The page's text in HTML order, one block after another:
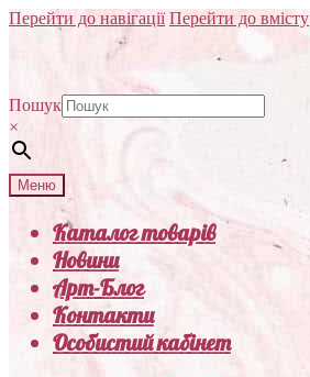
Перейти до навігації Перейти до вмісту
Пошук
×
Меню
Каталог товарів
Новини
Арт-Блог
Контакти
Особистий кабінет